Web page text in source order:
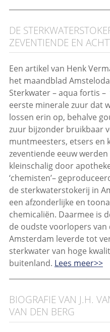
DE
ZEVENTIENDE EN
Een artikel van Henk
het maandblad
Sterkwater – aqua fortis
eerste minerale zuur dat
lossen erin op, behalve
zuur bijzonder bruikbaar
muntmeesters, etsers en
zeventiende eeuw
kleinschalig door
‘chemisten’–
de sterkwaterstokerij in
een afzonderlijke en
chemicaliën. Daarmee is
de oudste voorlopers
Amsterdam leverde tot
sterkwater van hoge
buitenland. Lees meer>>
BIOGRAFIE VAN J.H.
VAN DEN BERG